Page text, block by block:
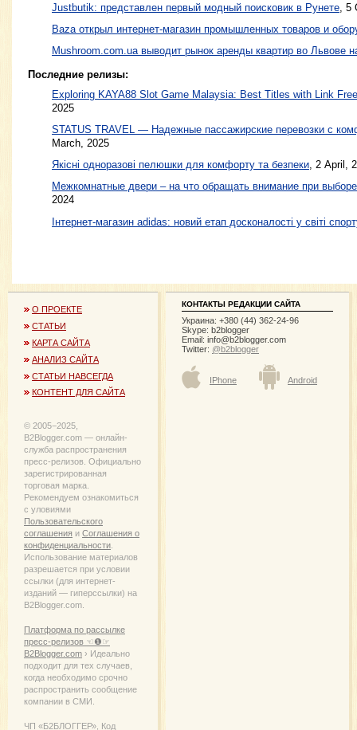
Justbutik: представлен первый модный поисковик в Рунете 5
Baza открыл интернет-магазин промышленных товаров и
Mushroom.com.ua выводит рынок аренды квартир во Львове
Последние релизы:
Exploring KAYA88 Slot Game Malaysia: Best Titles with Link
2025
STATUS TRAVEL — Надежные пассажирские перевозки с
March, 2025
Якісні одноразові пелюшки для комфорту та безпеки, 2 April,
Межкомнатные двери – на что обращать внимание при
2024
Інтернет-магазин adidas: новий етап досконалості у світі
О ПРОЕКТЕ
СТАТЬИ
КАРТА САЙТА
АНАЛИЗ САЙТА
СТАТЬИ НАВСЕГДА
КОНТЕНТ ДЛЯ САЙТА
© 2005−2025,
B2Blogger.com — онлайн-
служба распространения
пресс-релизов. Официально
зарегистрированная
торговая марка.
Рекомендуем ознакомиться
с уловиями
Пользовательского
соглашения и Соглашения о
конфиденциальности
Использование материалов
разрешается при условии
ссылки (для интернет-
изданий — гиперссылки) на
B2Blogger.com.
Платформа по рассылке
пресс-релизов ☜❶☞
B2Blogger.com › Идеально
подходит для тех случаев,
когда необходимо срочно
распространить сообщение
компании в СМИ.
ЧП «Б2БЛОГГЕР», Код
КОНТАКТЫ РЕДАКЦИИ САЙТА
Украина: +380 (44) 362-24-96
Skype: b2blogger
Email: info@b2blogger.com
Twitter: @b2blogger
IPhone Android